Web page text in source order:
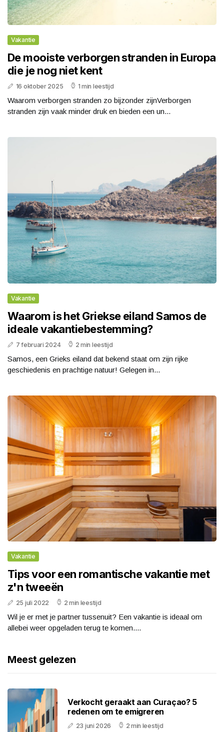
Vakantie
De mooiste verborgen stranden in Europa
die je nog niet kent
16 oktober 2025 1 min leestijd
Waarom verborgen stranden zo bijzonder zijnVerborgen
stranden zijn vaak minder druk en bieden een un...
Vakantie
Waarom is het Griekse eiland Samos de
ideale vakantiebestemming?
7 februari 2024 2 min leestijd
Samos, een Grieks eiland dat bekend staat om zijn rijke
geschiedenis en prachtige natuur! Gelegen in...
Vakantie
Tips voor een romantische vakantie met
z'n tweeën
25 juli 2022 2 min leestijd
Wil je er met je partner tussenuit? Een vakantie is ideaal om
allebei weer opgeladen terug te komen....
Meest gelezen
Verkocht geraakt aan Curaçao? 5
redenen om te emigreren
23 juni 2026 2 min leestijd